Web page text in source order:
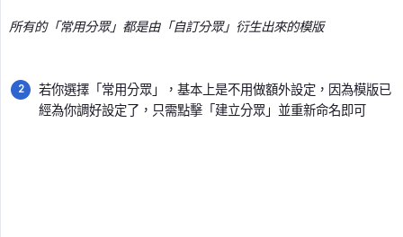
所有的「常用分眾」都是由「自訂分眾」衍生出來的模版
若你選擇「常用分眾」，基本上是不用做額外設定，因為模版已
經為你調好設定了，只需點擊「建立分眾」並重新命名即可